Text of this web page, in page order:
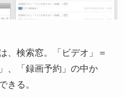
、検索窓。「ビデオ」＝
、「録画予約」の中か
きる。